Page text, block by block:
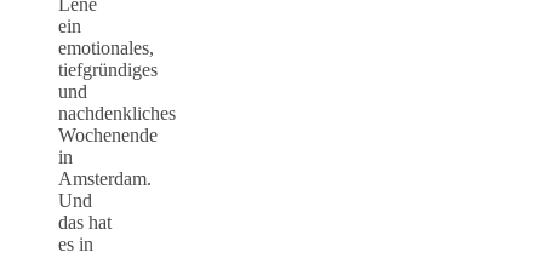
ein
emotionales,
tiefgründiges
und
nachdenkliches
Wochenende
in
Amsterdam.
Und
das hat
es in